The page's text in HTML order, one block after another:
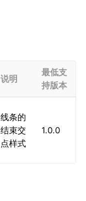
说明
最低支
持版本
线条的
结束交
点样式
1.0.0